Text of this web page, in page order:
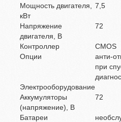
Мощность двигателя,
кВт
7,5
Напряжение
двигателя, В
72
Контроллер
CMOS
Опции
анти-
при
Электрооборудование
Аккумуляторы
(напряжение), В
72
Батареи